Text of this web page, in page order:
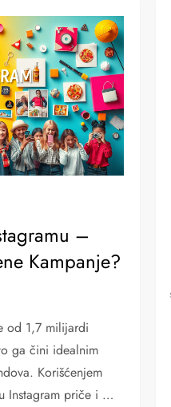
–
Kampanje?
od 1,7 milijardi
ga čini idealnim
Korišćenjem
Instagram priče i …